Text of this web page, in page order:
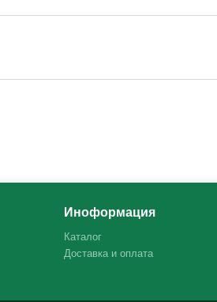
Иноформация
Каталог
Доставка и оплата